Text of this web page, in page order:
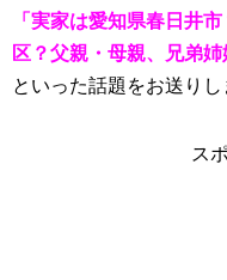
「実家は愛知県春日井
区？父親・母親、兄弟姉
といった話題をお送りし
ス